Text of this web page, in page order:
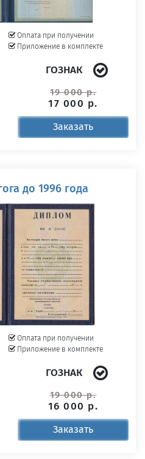
Оплата при получении
Приложение в комплекте
ГОЗНАК
19 000 р.
17 000 р.
Заказать
до 1996 года
Оплата при получении
Приложение в комплекте
ГОЗНАК
19 000 р.
16 000 р.
Заказать